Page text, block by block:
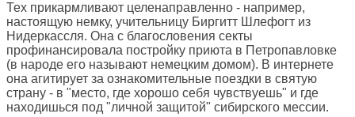
Тех прикармливают целенаправленно - например,
настоящую немку, учительницу Биргитт Шлефогт из
Нидеркассля. Она с благословения секты
профинансировала постройку приюта в Петропавловке
(в народе его называют немецким домом). В интернете
она агитирует за ознакомительные поездки в святую
страну - в "место, где хорошо себя чувствуешь" и где
находишься под "личной защитой" сибирского мессии.